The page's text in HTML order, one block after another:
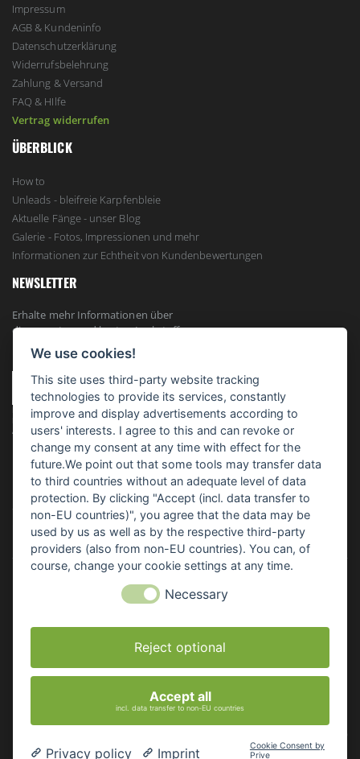
Impressum
AGB & Kundeninfo
Datenschutzerklärung
Widerrufsbelehrung
Zahlung & Versand
FAQ & HIlfe
Vertrag widerrufen
ÜBERBLICK
How to
Unleads - bleifreie Karpfenbleie
Aktuelle Fänge - unser Blog
Galerie - Fotos, Impressionen und mehr
Informationen zur Echtheit von Kundenbewertungen
NEWSLETTER
Erhalte mehr Informationen über
die neuesten und besten Lockstoffe,
Futtertaktiken und exklusive Neuigkeiten...
Bitte sendet mir entsprechend Eurer Datenschutzerklärung regelmäßig und jederzeit widerruflich
Informationen zu folgendem Produktsortiment per E-Mail zu:
Angelgeräte und -zubehör, Angelköder und Zusätze sowie Bekleidung
¹Gilt für Lieferungen nach Deutschland. Lieferzeiten für andere Länder und
Informationen zur Berechnung des Liefertermins findest Du
hier.
Cookie-Einstellungen ändern
We use cookies!
This site uses third-party website tracking
technologies to provide its services, constantly
improve and display advertisements according to
users' interests. I agree to this and can revoke or
change my consent at any time with effect for the
future.We point out that some tools may transfer data
to third countries without an adequate level of data
protection. By clicking "Accept (incl. data transfer to
non-EU countries)", you agree that the data may be
used by us as well as by the respective third-party
providers (also from non-EU countries). You can, of
course, change your cookie settings at any time.
Necessary
Reject optional
Accept all
incl. data transfer to non-EU countries
Privacy policy Imprint
Cookie Consent by
Prive